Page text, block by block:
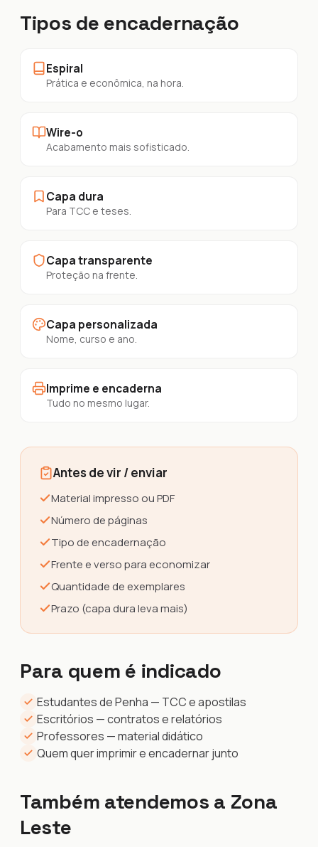
Tipos de encadernação
Espiral
Prática e econômica, na hora.
Wire-o
Acabamento mais sofisticado.
Capa dura
Para TCC e teses.
Capa transparente
Proteção na frente.
Capa personalizada
Nome, curso e ano.
Imprime e encaderna
Tudo no mesmo lugar.
Antes de vir / enviar
Material impresso ou PDF
Número de páginas
Tipo de encadernação
Frente e verso para economizar
Quantidade de exemplares
Prazo (capa dura leva mais)
Para quem é indicado
Estudantes de Penha — TCC e apostilas
Escritórios — contratos e relatórios
Professores — material didático
Quem quer imprimir e encadernar junto
Também atendemos a Zona
Leste